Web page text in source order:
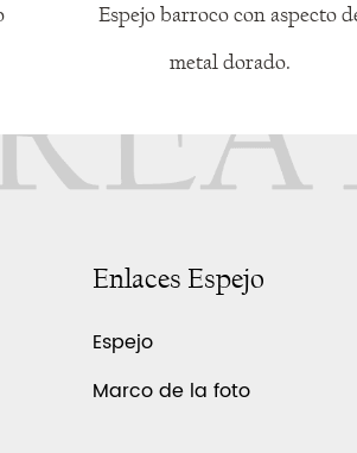
Espejo barroco con aspecto de
metal dorado.
Enlaces Espejo
Espejo
Marco de la foto